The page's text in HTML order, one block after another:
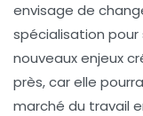
envisage de
spécialisation
nouveaux enjeux
près, car elle
marché du travail